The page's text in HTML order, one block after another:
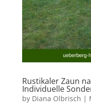
Rustikaler Zaun
Individuelle
by Diana Olbrisch |